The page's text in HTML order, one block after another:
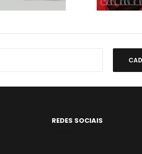
REDES SOCIAIS